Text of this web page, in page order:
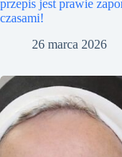
przepis jest prawie
czasami!
26 marca 2026